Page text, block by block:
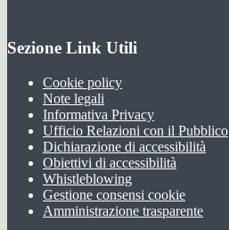
Sezione Link Utili
Cookie policy
Note legali
Informativa Privacy
Ufficio Relazioni con il Pubblico
Dichiarazione di accessibilità
Obiettivi di accessibilità
Whistleblowing
Gestione consensi cookie
Amministrazione trasparente